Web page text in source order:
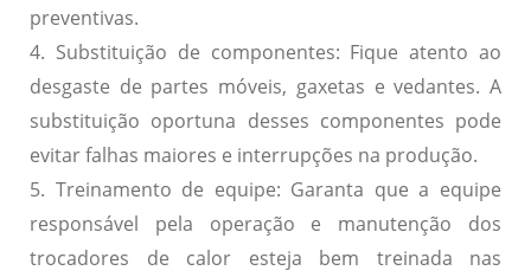
preventivas.
4. Substituição de componentes: Fique atento ao
desgaste de partes móveis, gaxetas e vedantes. A
substituição oportuna desses componentes pode
evitar falhas maiores e interrupções na produção.
5. Treinamento de equipe: Garanta que a equipe
responsável pela operação e manutenção dos
trocadores de calor esteja bem treinada nas